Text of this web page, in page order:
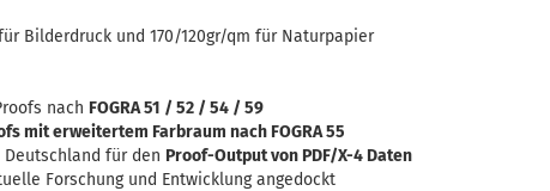
Bilderdruck und 170/120gr/qm für Naturpapier
nach FOGRA 51 / 52 / 54 / 59
mit erweitertem Farbraum nach FOGRA 55
Deutschland für den Proof-Output von PDF/X-4 Daten
Forschung und Entwicklung angedockt